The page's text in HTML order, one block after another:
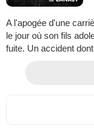
A l'apogée d'une
le jour où son fils
fuite. Un accident